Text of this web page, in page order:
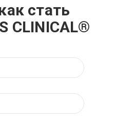
стать
CLINICAL®